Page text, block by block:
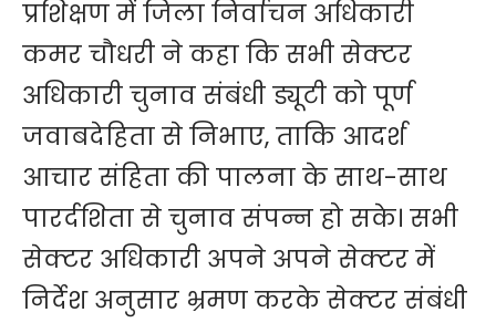
प्रशिक्षण में जिला निर्वाचन अधिकारी
कमर चौधरी ने कहा कि सभी सेक्टर
अधिकारी चुनाव संबंधी ड्यूटी को पूर्ण
जवाबदेहिता से निभाए, ताकि आदर्श
आचार संहिता की पालना के साथ-साथ
पारर्दशिता से चुनाव संपन्न हो सके। सभी
सेक्टर अधिकारी अपने अपने सेक्टर में
निर्देश अनुसार भ्रमण करके सेक्टर संबंधी